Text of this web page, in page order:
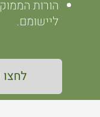
הורות
ליישומם.